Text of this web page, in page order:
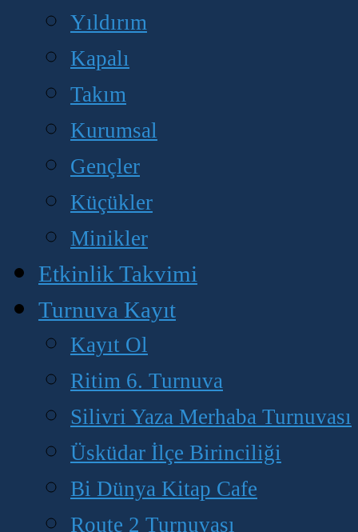
Yıldırım
Kapalı
Takım
Kurumsal
Gençler
Küçükler
Minikler
Etkinlik Takvimi
Turnuva Kayıt
Kayıt Ol
Ritim 6. Turnuva
Silivri Yaza Merhaba Turnuvası
Üsküdar İlçe Birinciliği
Bi Dünya Kitap Cafe
Route 2 Turnuvası